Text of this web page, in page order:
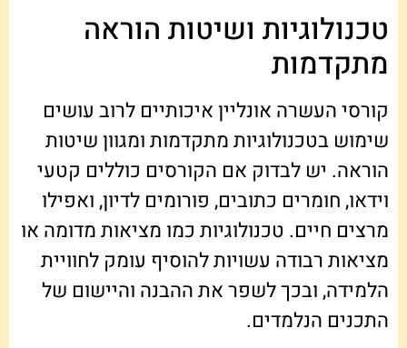
טכנולוגיות ושיטות הוראה
מתקדמות
קורסי העשרה אונליין איכותיים לרוב עושים
שימוש בטכנולוגיות מתקדמות ומגוון שיטות
הוראה. יש לבדוק אם הקורסים כוללים קטעי
וידאו, חומרים כתובים, פורומים לדיון, ואפילו
מרצים חיים. טכנולוגיות כמו מציאות מדומה או
מציאות רבודה עשויות להוסיף עומק לחוויית
הלמידה, ובכך לשפר את ההבנה והיישום של
התכנים הנלמדים.